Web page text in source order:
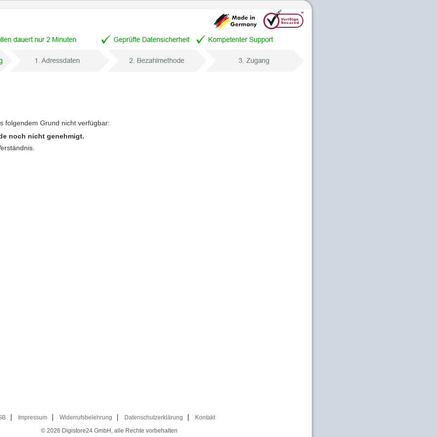
folgendem Grund nicht verfügbar:
noch nicht genehmigt.
Impressum Widerrufsbelehrung Datenschutzerklärung
Kontakt
© 2026 Digistore24 GmbH, alle Rechte vorbehalten